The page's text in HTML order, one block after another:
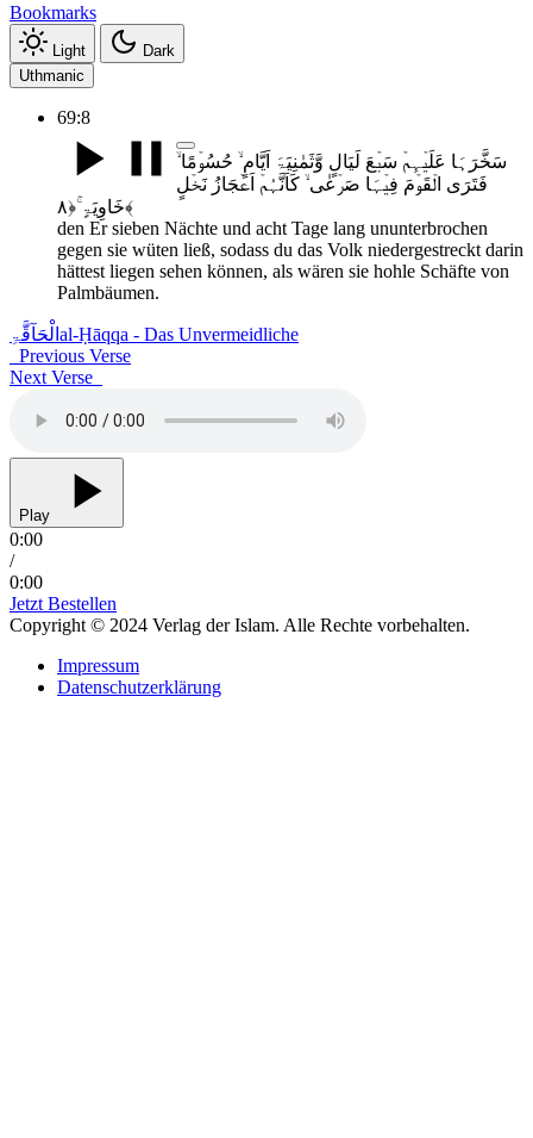
Bookmarks
Light
Dark
Uthmanic
69:8
سَخَّرَہَا عَلَیۡہِمۡ سَبۡعَ لَیَالٍ وَّثَمٰنِیَۃَ اَیَّامٍ ۙ حُسُوۡمًا ۙ
فَتَرَی الۡقَوۡمَ فِیۡہَا صَرۡعٰی ۙ کَاَنَّہُمۡ اَعۡجَازُ نَخۡلٍ
خَاوِیَۃٍ ۚ﴿۸﴾
den Er sieben Nächte und acht Tage lang ununterbrochen
gegen sie wüten ließ, sodass du das Volk niedergestreckt darin
hättest liegen sehen können, als wären sie hohle Schäfte von
Palmbäumen.
الْحَآقَّۃِ al-Ḥāqqa - Das Unvermeidliche
Previous Verse
Next Verse
Play
0:00
/
0:00
Jetzt Bestellen
Copyright © 2024 Verlag der Islam. Alle Rechte vorbehalten.
Impressum
Datenschutzerklärung